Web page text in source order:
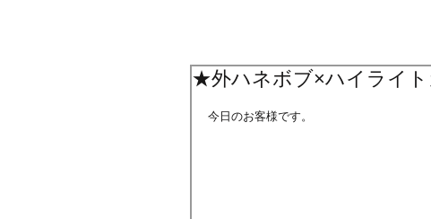
★外ハネボブ×ハイライ
今日のお客様です。